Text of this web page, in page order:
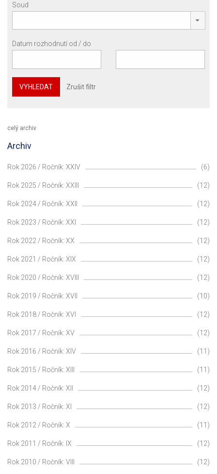
Soud
Datum rozhodnutí od / do
VYHLEDAT Zrušit filtr
celý archiv
Archiv
Rok 2026 / Ročník: XXIV (6)
Rok 2025 / Ročník: XXIII (12)
Rok 2024 / Ročník: XXII (12)
Rok 2023 / Ročník: XXI (12)
Rok 2022 / Ročník: XX (12)
Rok 2021 / Ročník: XIX (12)
Rok 2020 / Ročník: XVIII (12)
Rok 2019 / Ročník: XVII (10)
Rok 2018 / Ročník: XVI (12)
Rok 2017 / Ročník: XV (12)
Rok 2016 / Ročník: XIV (11)
Rok 2015 / Ročník: XIII (11)
Rok 2014 / Ročník: XII (12)
Rok 2013 / Ročník: XI (12)
Rok 2012 / Ročník: X (11)
Rok 2011 / Ročník: IX (12)
Rok 2010 / Ročník: VIII (12)